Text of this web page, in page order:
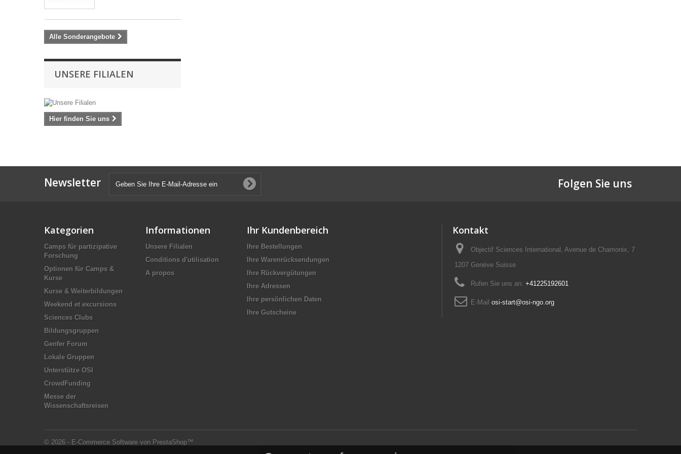
Alle Sonderangebote
UNSERE FILIALEN
Hier finden Sie uns
Newsletter Folgen Sie uns
Kategorien
Camps für partizipative
Forschung
Optionen für Camps &
Kurse
Kurse & Weiterbildungen
Weekend et excursions
Sciences Clubs
Bildungsgruppen
Genfer Forum
Lokale Gruppen
Unterstütze OSI
CrowdFunding
Messe der
Wissenschaftsreisen
Informationen
Unsere Filialen
Conditions d'utilisation
A propos
© 2026 - E-Commerce Software von PrestaShop™
Ihr Kundenbereich
Ihre Bestellungen
Ihre Warenrücksendungen
Ihre Rückvergütungen
Ihre Adressen
Ihre persönlichen Daten
Ihre Gutscheine
Kontakt
Objectif Sciences International, Avenue de Chamonix, 7
1207 Genève Suisse
Rufen Sie uns an: +41225192601
E-Mail osi-start@osi-ngo.org